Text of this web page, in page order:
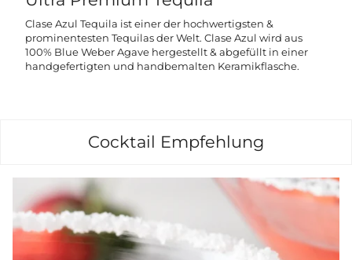
Clase Azul Tequila ist einer der hochwertigsten &
prominentesten Tequilas der Welt. Clase Azul wird aus
100% Blue Weber Agave hergestellt & abgefüllt in einer
handgefertigten und handbemalten Keramikflasche.
Cocktail Empfehlung